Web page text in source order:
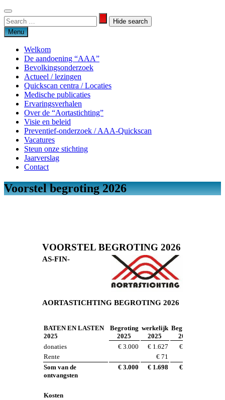
Skip
to
content
Search
for:
Search
Menu
Welkom
De aandoening “AAA”
Bevolkingsonderzoek
Actueel / lezingen
Quickscan centra / Locaties
Medische publicaties
Ervaringsverhalen
Over de “Aortastichting”
Visie en beleid
Preventief-onderzoek / AAA-Quickscan
Vacatures
Steun onze stichting
Jaarverslag
Contact
Aortastichting
Voorstel begroting 2026
VOORSTEL BEGROTING 2026
AS-FIN-
AORTASTICHTING BEGROTING 2026
BATEN EN LASTEN
2025
Begroting
2025
werkelijk
2025
Begroting
2026
donaties
€ 3.000 € 1.627
€ 2.000
Rente
€ 71
Som van de
ontvangsten
€ 3.000 € 1.698 € 2.000
Kosten